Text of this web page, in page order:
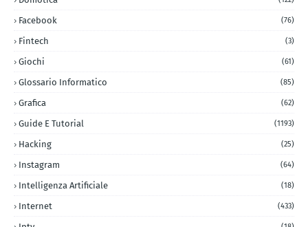
Facebook (76)
Fintech (3)
Giochi (61)
Glossario Informatico (85)
Grafica (62)
Guide E Tutorial (1193)
Hacking (25)
Instagram (64)
Intelligenza Artificiale (18)
Internet (433)